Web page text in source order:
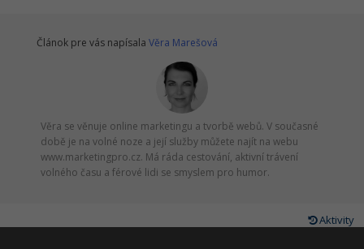
Článok pre vás napísala Věra Marešová
Věra se věnuje online marketingu a tvorbě webů. V současné
době je na volné noze a její služby můžete najít na webu
www.marketingpro.cz. Má ráda cestování, aktivní trávení
volného času a férové lidi se smyslem pro humor.
Aktivity